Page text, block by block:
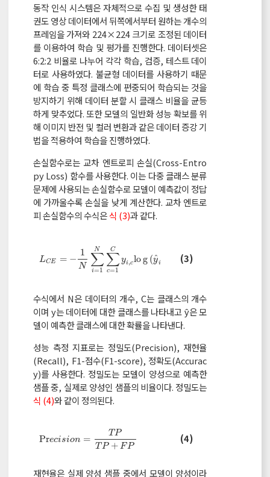
동작 인식 시스템은 자체적으로 수집 및 생성한 태
권도 영상 데이터에서 뒤쪽에서부터 원하는 개수의
프레임을 가져와 224×224 크기로 조정된 데이터
를 이용하여 학습 및 평가를 진행한다. 데이터셋은
6:2:2 비율로 나누어 각각 학습, 검증, 테스트 데이
터로 사용하였다. 불균형 데이터를 사용하기 때문
에 학습 중 특정 클래스에 편중되어 학습되는 것을
방지하기 위해 데이터 분할 시 클래스 비율을 균등
하게 맞추었다. 또한 모델의 일반화 성능 확보를 위
해 이미지 반전 및 컬러 변환과 같은 데이터 증강 기
법을 적용하여 학습을 진행하였다.
손실함수로는 교차 엔트로피 손실(Cross-Entro
py Loss) 함수를 사용한다. 이는 다중 클래스 분류
문제에 사용되는 손실함수로 모델이 예측값이 정답
에 가까울수록 손실을 낮게 계산한다. 교차 엔트로
피 손실함수의 수식은식 (3)과 같다.
LCE = −
1
N ∑
i=1
N ∑
c=1
C
yi,clo g (y
ˆi
LCE=-1N∑ =1N∑c= 1Cyi,clo ^i,c
(3)
수식에서 N은 데이터의 개수, C는 클래스의 개수
이며 y는 데이터에 대한 클래스를 나타내고 ŷ은 모
델이 예측한 클래스에 대한 확률을 나타낸다.
성능 측정 지표로는 정밀도(Precision), 재현율
(Recall), F1-점수(F1-score), 정확도(Accurac
y)를 사용한다. 정밀도는 모델이 양성으로 예측한
샘플 중, 실제로 양성인 샘플의 비율이다. 정밀도는
식 (4)와 같이 정의된다.
Precision =
T P
T P + F P
Precisio n=TPTP+FP (4)
재현율은 실제 양성 샘플 중에서 모델이 양성이라